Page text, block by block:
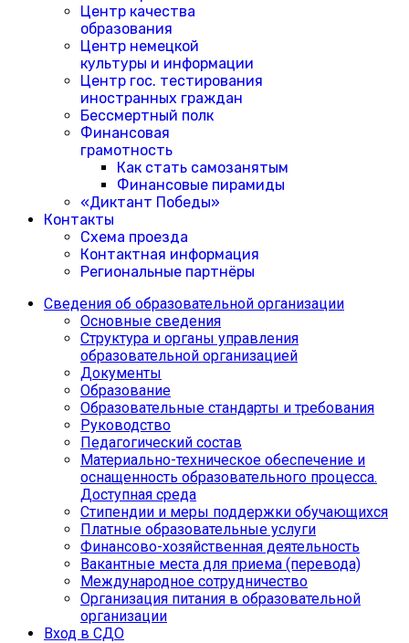
Центр качества
образования
Центр немецкой
культуры и информации
Центр гос. тестирования
иностранных граждан
Бессмертный полк
Финансовая
грамотность
Как стать самозанятым
Финансовые пирамиды
«Диктант Победы»
Контакты
Схема проезда
Контактная информация
Региональные партнёры
Сведения об образовательной организации
Основные сведения
Структура и органы управления
образовательной организацией
Документы
Образование
Образовательные стандарты и требования
Руководство
Педагогический состав
Материально-техническое обеспечение и
оснащенность образовательного процесса.
Доступная среда
Cтипендии и меры поддержки обучающихся
Платные образовательные услуги
Финансово-хозяйственная деятельность
Вакантные места для приема (перевода)
Международное сотрудничество
Организация питания в образовательной
организации
Вход в СДО